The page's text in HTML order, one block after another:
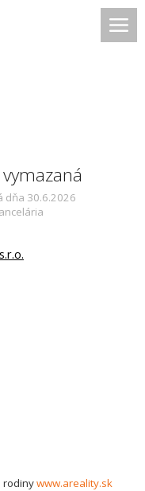
dňa 30.6.2026
rodinywww.areality.sk